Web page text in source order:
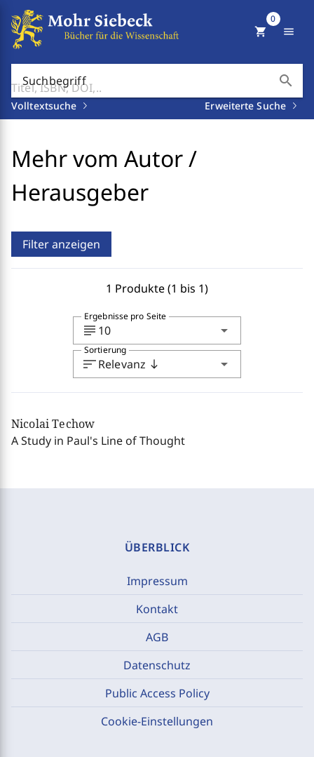
Suchbegriff search
Volltextsuche Erweiterte Suche
shopping_cart
0
menu
Mehr vom Autor /
Herausgeber
Filter anzeigen
1 Produkte (1 bis 1)
subject 10 arrow_drop_down
Ergebnisse pro Seite
sortRelevanz south arrow_drop_down
Sortierung
Nicolai Techow
A Study in Paul's Line of Thought
ÜBERBLICK
Impressum
Kontakt
AGB
Datenschutz
Public Access Policy
Cookie-Einstellungen